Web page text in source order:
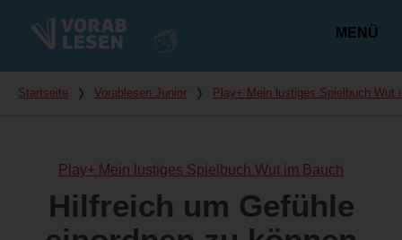
MENÜ
Du bist hier
Startseite ❭ Vorablesen Junior ❭ Play+ Mein lustiges Spielbuch Wut
Play+ Mein lustiges Spielbuch Wut im Bauch
Hilfreich um Gefühle